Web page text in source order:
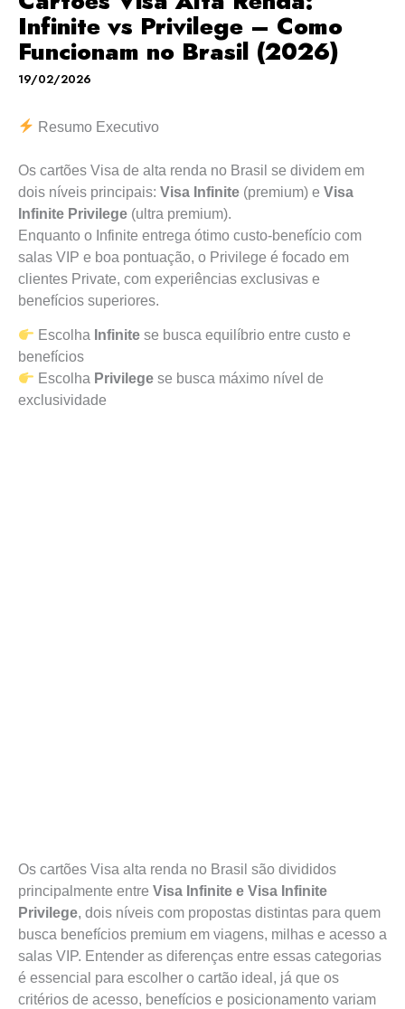
Infinite vs Privilege – Como
Funcionam no Brasil (2026)
19/02/2026
Resumo Executivo
Os cartões Visa de alta renda no Brasil se dividem em
dois níveis principais: Visa Infinite (premium) e Visa
Infinite Privilege (ultra premium).
Enquanto o Infinite entrega ótimo custo-benefício com
salas VIP e boa pontuação, o Privilege é focado em
clientes Private, com experiências exclusivas e
benefícios superiores.
Escolha Infinite se busca equilíbrio entre custo e
benefícios
Escolha Privilege se busca máximo nível de
exclusividade
Os cartões Visa alta renda no Brasil são divididos
principalmente entre Visa Infinite e Visa Infinite
Privilege, dois níveis com propostas distintas para quem
busca benefícios premium em viagens, milhas e acesso a
salas VIP. Entender as diferenças entre essas categorias
é essencial para escolher o cartão ideal, já que os
critérios de acesso, benefícios e posicionamento variam